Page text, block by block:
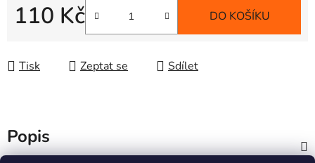
110 Kč DO KOŠÍKU
Tisk Zeptat se Sdílet
Popis